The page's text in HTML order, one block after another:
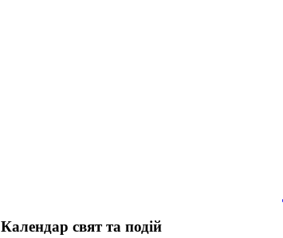
Календар свят та подій